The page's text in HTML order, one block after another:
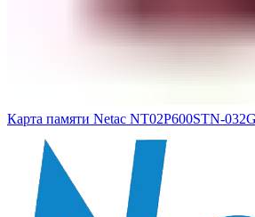
Карта памяти Netac NT02P600STN-